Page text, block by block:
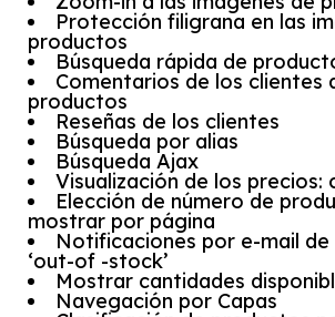
Protección filigrana en las
productos
Búsqueda rápida de
Comentarios de los clientes
productos
Reseñas de los clientes
Búsqueda por alias
Búsqueda Ajax
Visualización de los precios:
Elección de número de
mostrar por página
Notificaciones por e-mail
‘out-of -stock’
Mostrar cantidades
Navegación por Capas